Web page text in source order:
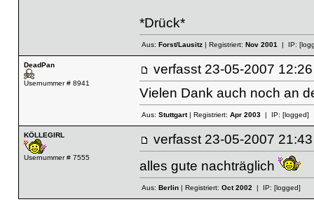
*Drück*
Aus: Forst/Lausitz| Registriert: Nov 2001| IP:
DeadPan
Usernummer # 8941
verfasst 23-05-2007
Vielen Dank auch noch an
Aus: Stuttgart| Registriert: Apr 2003| IP: [logged]
KÖLLEGIRL
Usernummer # 7555
verfasst 23-05-2007
alles gute nachträglich
Aus: Berlin| Registriert: Oct 2002| IP: [logged]